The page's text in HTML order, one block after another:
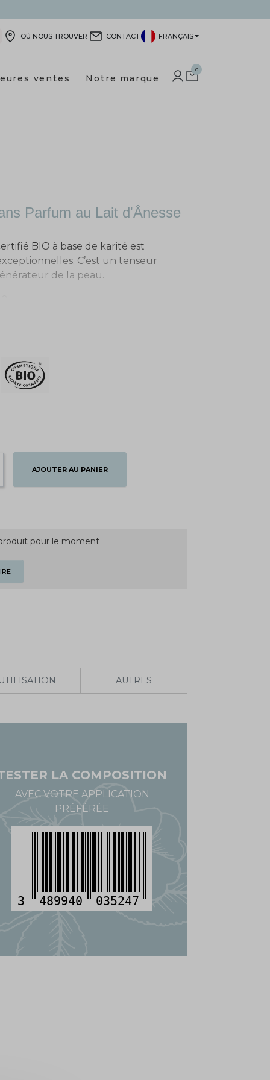
OÙ NOUS TROUVER CONTACT FRANÇAIS
ventes Notre marque
0
Parfum au Lait d'Ânesse
BIO à base de karité est
C’est un tenseur
de la peau.
AJOUTER AU PANIER
pour le moment
AUTRES
LA COMPOSITION
AVEC VOTRE APPLICATION
PRÉFÉRÉE
3 489940 035247